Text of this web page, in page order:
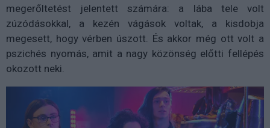
megerőltetést jelentett számára: a lába tele volt
zúzódásokkal, a kezén vágások voltak, a kisdobja
megesett, hogy vérben úszott. És akkor még ott volt a
pszichés nyomás, amit a nagy közönség előtti fellépés
okozott neki.